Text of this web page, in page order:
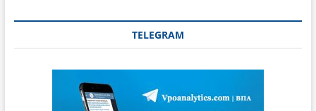
TELEGRAM